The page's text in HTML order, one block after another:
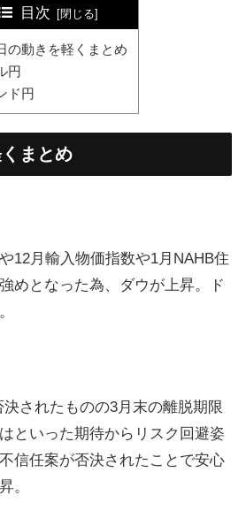
目次
の動きを軽くまとめ
円
ド円
まとめ
12月輸入物価指数や1月NAHB住
めとなった為、ダウが上昇。ド
されたものの3月末の離脱期限
といった期待からリスク回避姿
信任案が否決されたことで安心
。